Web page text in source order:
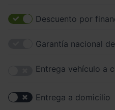
Descuento por
Garantía nacional
Entrega vehículo a
Entrega a domicilio